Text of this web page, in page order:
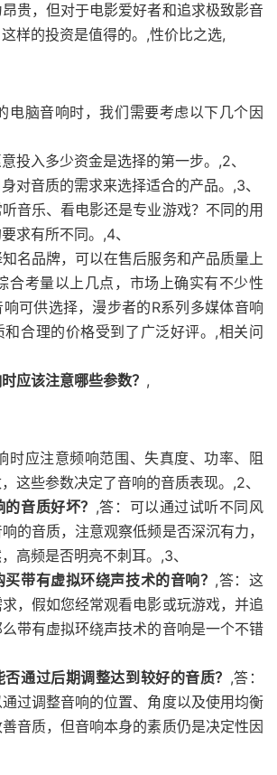
贵，但对于电影爱好者和追求极致影音
样的投资是值得的。,性价比之选,
电脑音响时，我们需要考虑以下几个因
投入多少资金是选择的第一步。,2、
对音质的需求来选择适合的产品。,3、
音乐、看电影还是专业游戏？不同的用
求有所不同。,4、
知名品牌，可以在售后服务和产品质量上
合考量以上几点，市场上确实有不少性
可供选择，漫步者的R系列多媒体音响
合理的价格受到了广泛好评。,相关问
应该注意哪些参数？ ,
时应注意频响范围、失真度、功率、阻
这些参数决定了音响的音质表现。,2、
音质好坏？ ,答：可以通过试听不同风
的音质，注意观察低频是否深沉有力，
高频是否明亮不刺耳。,3、
带有虚拟环绕声技术的音响？ ,答：这
，假如您经常观看电影或玩游戏，并追
带有虚拟环绕声技术的音响是一个不错
通过后期调整达到较好的音质？ ,答：
过调整音响的位置、角度以及使用均衡
音质，但音响本身的素质仍是决定性因